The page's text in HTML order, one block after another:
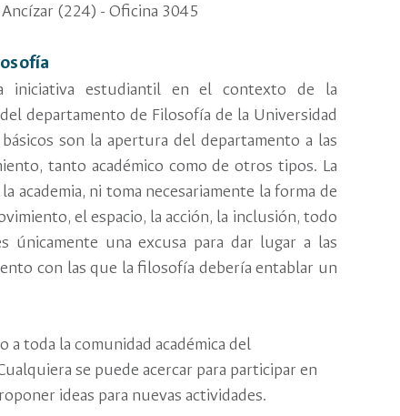
(224) - Oficina 3045
iniciativa estudiantil en el contexto de la
departamento de Filosofía de la Universidad
son la apertura del departamento a las
tanto académico como de otros tipos. La
academia, ni toma necesariamente la forma de
el espacio, la acción, la inclusión, todo
únicamente una excusa para dar lugar a las
con las que la filosofía debería entablar un
toda la comunidad académica del
se puede acercar para participar en
ideas para nuevas actividades.